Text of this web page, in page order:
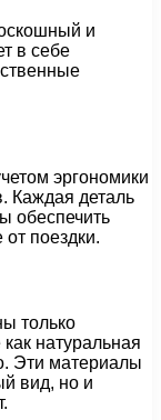
и
в себе
эргономики
Каждая деталь
обеспечить
поездки.
только
натуральная
Эти материалы
вид, но и